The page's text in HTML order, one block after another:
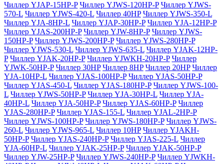
Чиллер YJAP-15HP-P Чиллер YJWS-120HP-P Чиллер YJWS-
570-L Чиллер YJWS-420-L Чиллер 40HP Чиллер YJWS-350-L
Чиллер YJA-8HP-L Чиллер YJAP-30HP-P Чиллер YJA-12HP-P
Чиллер YJAS-200HP-P Чиллер YJW-8HP-P Чиллер YJWS-
150HP-P Чиллер YJWS-200HP-P Чиллер YJWS-280HP-P
Чиллер YJWS-530-L Чиллер YJWS-635-L Чиллер YJAK-12HP-
P Чиллер YJAK-20HP-P Чиллер YJWKH-20HP-P Чиллер
YJWK-50HP-P Чиллер 30HP Чиллер 8HP Чиллер 20HP Чиллер
YJA-10HP-L Чиллер YJAS-100HP-P Чиллер YJAS-50HP-P
Чиллер YJAS-450-L Чиллер YJAS-180HP-P Чиллер YJWS-100-
L Чиллер YJWS-50HP-P Чиллер YJA-30HP-L Чиллер YJA-
40HP-L Чиллер YJA-50HP-P Чиллер YJAS-60HP-P Чиллер
YJAS-280HP-P Чиллер YJAS-155-L Чиллер YJAL-2HP-P
Чиллер YJWS-100HP-P Чиллер YJWS-180HP-P Чиллер YJWS-
260-L Чиллер YJWS-965-L Чиллер 10HP Чиллер YJAKH-
50HP-P Чиллер YJAS-240HP-P Чиллер YJAS-225-L Чиллер
YJA-60HP-L Чиллер YJAK-25HP-P Чиллер YJAK-50HP-P
Чиллер YJW-25HP-P Чиллер YJWS-240HP-P Чиллер YJWKH-